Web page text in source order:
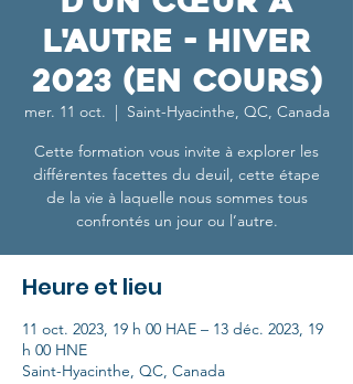
l'autre - Hiver
2023 (en cours)
mer. 11 oct.
  |
Saint-Hyacinthe, QC, Canada
Cette formation vous invite à explorer les
différentes facettes du deuil, cette étape
de la vie à laquelle nous sommes tous
confrontés un jour ou l’autre.
Heure et lieu
11 oct. 2023, 19 h 00 HAE – 13 déc. 2023, 19
h 00 HNE
Saint-Hyacinthe, QC, Canada